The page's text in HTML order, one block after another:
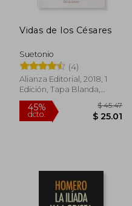
45% $ 55.43
Vidas de los Césares
Suetonio
(4)
Alianza Editorial, 2018, 1
Edición, Tapa Blanda,
Nuevo